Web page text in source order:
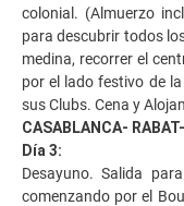
colonial. (Almuerzo
para descubrir todos
medina, recorrer el
por el lado festivo de
sus Clubs. Cena y
CASABLANCA-
Día 3:
Desayuno. Salida
comenzando por el